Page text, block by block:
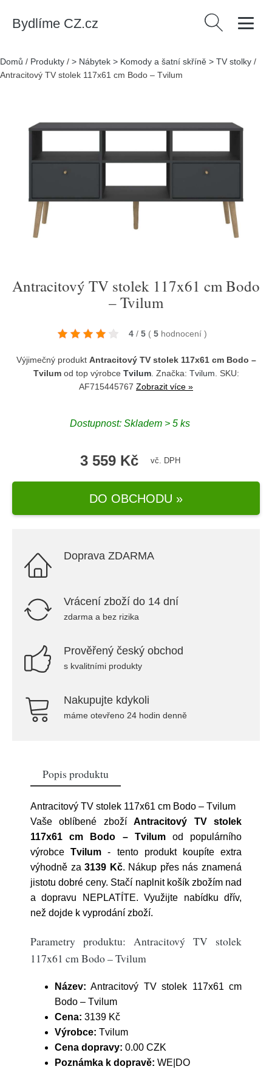
Bydlíme CZ.cz Vyhledávání
Domů / Produkty / > Nábytek > Komody a šatní skříně > TV stolky /
Antracitový TV stolek 117x61 cm Bodo – Tvilum
Antracitový TV stolek 117x61 cm Bodo
– Tvilum
4 / 5 ( 5 hodnocení )
Výjimečný produkt Antracitový TV stolek 117x61 cm Bodo –
Tvilumod top výrobce Tvilum. Značka: Tvilum . SKU:
AF715445767 Zobrazit více »
Dostupnost: Skladem > 5 ks
3 559 Kč vč. DPH
DO OBCHODU »
Doprava ZDARMA
Vrácení zboží do 14 dní
zdarma a bez rizika
Prověřený český obchod
s kvalitními produkty
Nakupujte kdykoli
máme otevřeno 24 hodin denně
Popis produktu
Antracitový TV stolek 117x61 cm Bodo – Tvilum
Vaše oblíbené zbožíAntracitový TV stolek
117x61 cm Bodo – Tvilumod populárního
výrobceTvilum - tento produkt koupíte extra
výhodně za3139 Kč. Nákup přes nás znamená
jistotu dobré ceny. Stačí naplnit košík zbožím nad
a dopravu NEPLATÍTE. Využijte nabídku dřív,
než dojde k vyprodání zboží.
Parametry produktu: Antracitový TV stolek
117x61 cm Bodo – Tvilum
Název: Antracitový TV stolek 117x61 cm
Bodo – Tvilum
Cena: 3139 Kč
Výrobce: Tvilum
Cena dopravy: 0.00 CZK
Poznámka k dopravě: WE|DO